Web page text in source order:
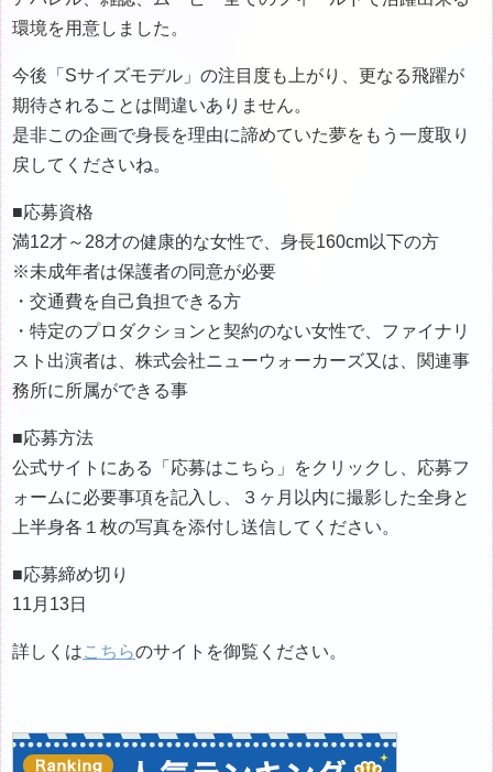
環境を用意しました。
今後「Sサイズモデル」の注目度も上がり、更なる飛躍が
期待されることは間違いありません。
是非この企画で身長を理由に諦めていた夢をもう一度取り
戻してくださいね。
■応募資格
満12才～28才の健康的な女性で、身長160cm以下の方
※未成年者は保護者の同意が必要
・交通費を自己負担できる方
・特定のプロダクションと契約のない女性で、ファイナリ
スト出演者は、株式会社ニューウォーカーズ又は、関連事
務所に所属ができる事
■応募方法
公式サイトにある「応募はこちら」をクリックし、応募フ
ォームに必要事項を記入し、３ヶ月以内に撮影した全身と
上半身各１枚の写真を添付し送信してください。
■応募締め切り
11月13日
詳しくはこちらのサイトを御覧ください。